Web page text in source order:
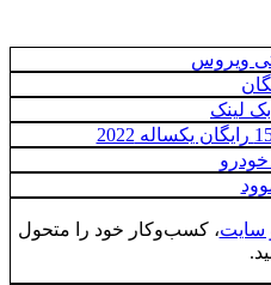
ویروس
لینک
خودرو
سایت، کسب‌وکار خود را متحول